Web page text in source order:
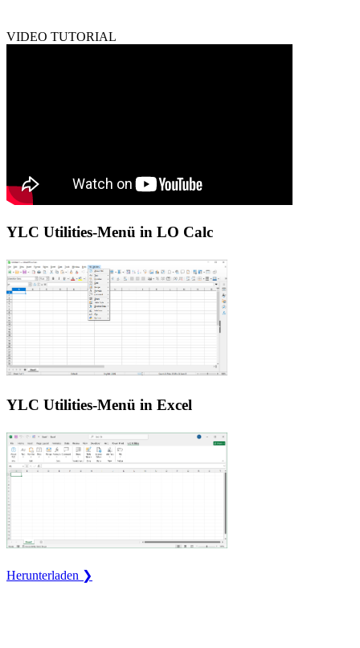
VIDEO TUTORIAL
YLC Utilities-Menü in LO Calc
YLC Utilities-Menü in Excel
Herunterladen ❯